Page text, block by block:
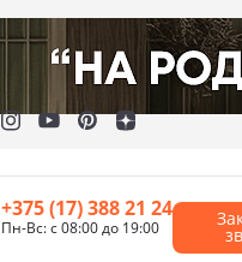
+375 (17) 388 21 24
Пн-Вс: с 08:00 до 19:00